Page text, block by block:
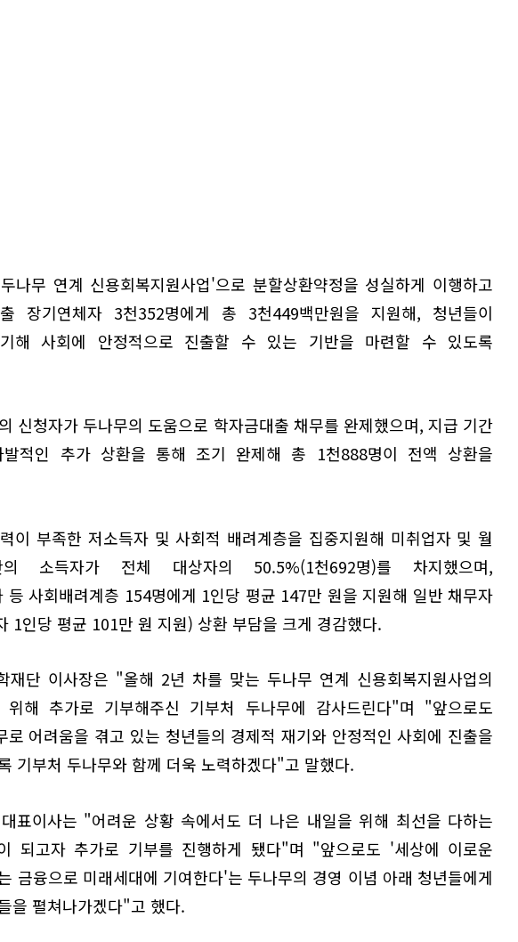
나무 연계 신용회복지원사업'으로 분할상환약정을 성실하게 이행하고
장기연체자 3천352명에게 총 3천449백만원을 지원해, 청년들이
해 사회에 안정적으로 진출할 수 있는 기반을 마련할 수 있도록
신청자가 두나무의 도움으로 학자금대출 채무를 완제했으며, 지급 기간
적인 추가 상환을 통해 조기 완제해 총 1천888명이 전액 상환을
이 부족한 저소득자 및 사회적 배려계층을 집중지원해 미취업자 및 월
의 소득자가 전체 대상자의 50.5%(1천692명)를 차지했으며,
등 사회배려계층 154명에게 1인당 평균 147만 원을 지원해 일반 채무자
1인당 평균 101만 원 지원) 상환 부담을 크게 경감했다.
재단 이사장은 "올해 2년 차를 맞는 두나무 연계 신용회복지원사업의
위해 추가로 기부해주신 기부처 두나무에 감사드린다"며 "앞으로도
로 어려움을 겪고 있는 청년들의 경제적 재기와 안정적인 사회에 진출을
기부처 두나무와 함께 더욱 노력하겠다"고 말했다.
표이사는 "어려운 상황 속에서도 더 나은 내일을 위해 최선을 다하는
되고자 추가로 기부를 진행하게 됐다"며 "앞으로도 '세상에 이로운
금융으로 미래세대에 기여한다'는 두나무의 경영 이념 아래 청년들에게
을 펼쳐나가겠다"고 했다.